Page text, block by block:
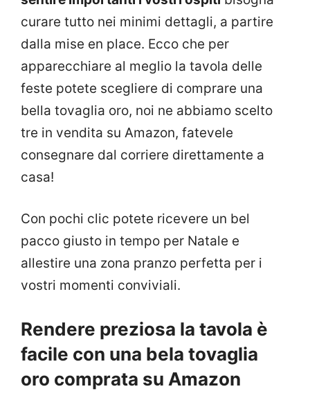
curare tutto nei minimi dettagli, a partire
dalla mise en place. Ecco che per
apparecchiare al meglio la tavola delle
feste potete scegliere di comprare una
bella tovaglia oro, noi ne abbiamo scelto
tre in vendita su Amazon, fatevele
consegnare dal corriere direttamente a
casa!
Con pochi clic potete ricevere un bel
pacco giusto in tempo per Natale e
allestire una zona pranzo perfetta per i
vostri momenti conviviali.
Rendere preziosa la tavola è
facile con una bela tovaglia
oro comprata su Amazon